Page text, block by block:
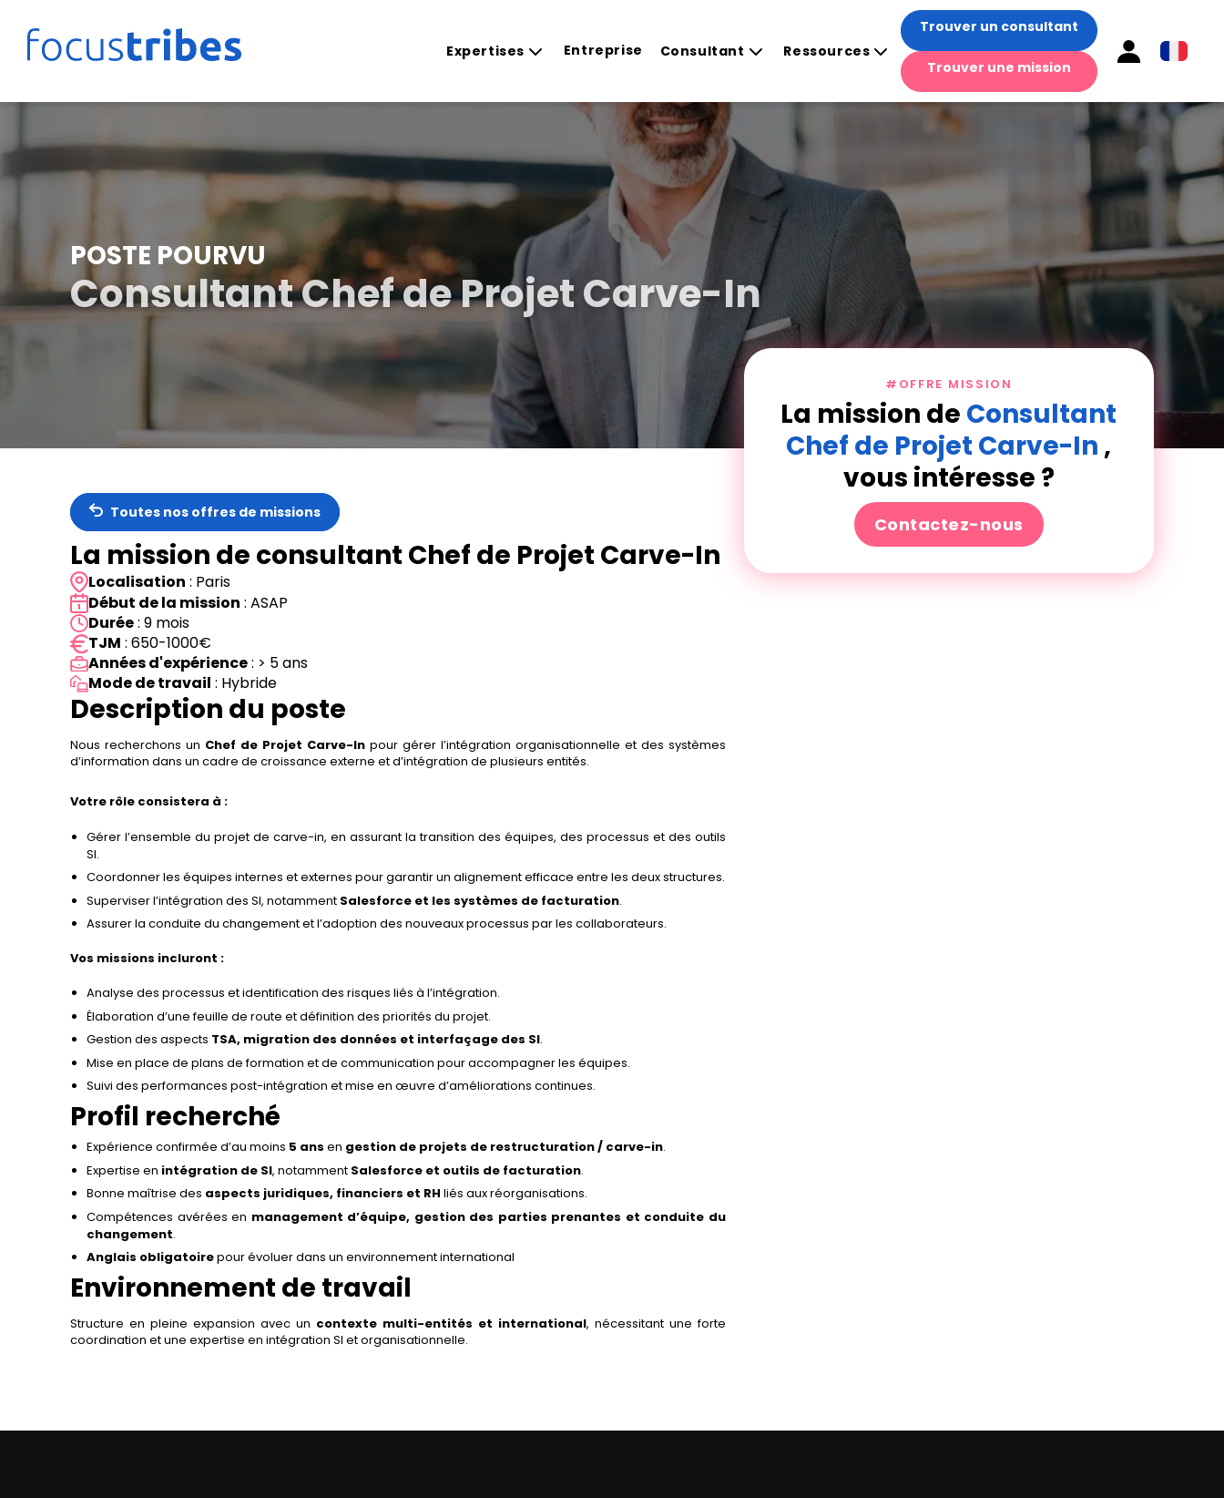
Expertises Entreprise Consultant Ressources
Trouver un consultant
Trouver une mission
POSTE POURVU
Consultant Chef de Projet Carve-In
Toutes nos offres de missions
La mission de consultant Chef de Projet Carve-In
Localisation : Paris
Début de la mission : ASAP
Durée: 9 mois
TJM : 650-1000€
Années d'expérience: > 5 ans
Mode de travail : Hybride
Description du poste
Nous recherchons un Chef de Projet Carve-In pour gérer l’intégration organisationnelle et des systèmes
d’information dans un cadre de croissance externe et d’intégration de plusieurs entités.
Votre rôle consistera à :
Gérer l’ensemble du projet de carve-in, en assurant la transition des équipes, des processus et des outils
SI.
Coordonner les équipes internes et externes pour garantir un alignement efficace entre les deux structures.
Superviser l’intégration des SI, notamment Salesforce et les systèmes de facturation.
Assurer la conduite du changement et l’adoption des nouveaux processus par les collaborateurs.
Vos missions incluront :
Analyse des processus et identification des risques liés à l’intégration.
Élaboration d’une feuille de route et définition des priorités du projet.
Gestion des aspects TSA, migration des données et interfaçage des SI.
Mise en place de plans de formation et de communication pour accompagner les équipes.
Suivi des performances post-intégration et mise en œuvre d’améliorations continues.
Profil recherché
Expérience confirmée d’au moins 5 ans en gestion de projets de restructuration / carve-in.
Expertise en intégration de SI, notamment Salesforce et outils de facturation.
Bonne maîtrise des aspects juridiques, financiers et RH liés aux réorganisations.
Compétences avérées en management d’équipe, gestion des parties prenantes et conduite du
changement.
Anglais obligatoirepour évoluer dans un environnement international
Environnement de travail
Structure en pleine expansion avec un contexte multi-entités et international, nécessitant une forte
coordination et une expertise en intégration SI et organisationnelle.
#OFFRE MISSION
La mission de Consultant
Chef de Projet Carve-In ,
vous intéresse ?
Contactez-nous